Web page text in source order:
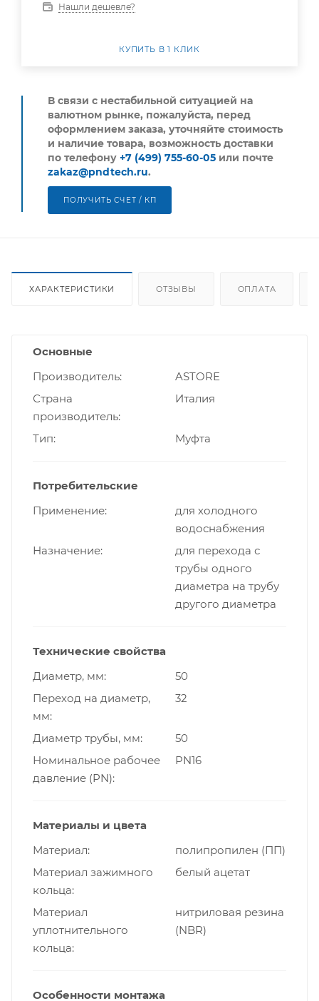
Нашли дешевле?
КУПИТЬ В 1 КЛИК
В связи с нестабильной ситуацией на
валютном рынке, пожалуйста, перед
оформлением заказа, уточняйте стоимость
и наличие товара, возможность доставки
по телефону +7 (499) 755-60-05 или почте
zakaz@pndtech.ru.
ПОЛУЧИТЬ СЧЕТ / КП
ХАРАКТЕРИСТИКИ ОТЗЫВЫ ОПЛАТА
Основные
Производитель
ASTORE
Страна
производитель
Италия
Тип Муфта
Потребительские
Применение
для холодного
водоснабжения
Назначение
для перехода с
трубы одного
диаметра на трубу
другого диаметра
Технические свойства
Диаметр, мм
50
Переход на диаметр,
мм
32
Диаметр трубы, мм
50
Номинальное рабочее
давление (PN)
PN16
Материалы и цвета
Материал
полипропилен (ПП)
Материал зажимного
кольца
белый ацетат
Материал
уплотнительного
кольца
нитриловая резина
(NBR)
Особенности монтажа